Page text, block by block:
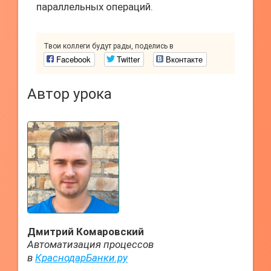
параллельных операций.
Твои коллеги будут рады, поделись в
Facebook Twitter Вконтакте
Автор урока
Дмитрий Комаровский
Автоматизация процессов
в КраснодарБанки.ру